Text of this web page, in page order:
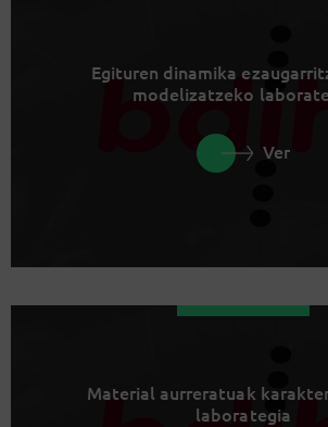
Egituren dinamika
modelizatzeko
Ver
Material aurreratuak
laborategia